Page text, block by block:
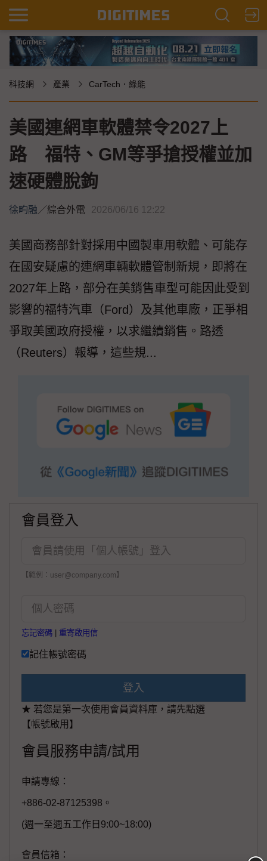
科技網 產業 CarTech．綠能
美國連網車軟體禁令2027上
路 福特、GM等爭搶授權並加
速硬體脫鉤
徐畇融／綜合外電 2026/06/16 12:22
美國商務部針對採用中國製車用軟體、可能存
在國安疑慮的連網車輛軟體管制新規，即將在
2027年上路，部分在美銷售車型可能因此受到
影響的福特汽車（Ford）及其他車廠，正爭相
爭取美國政府授權，以求繼續銷售。路透
（Reuters）報導，這些規...
會員登入
【範例：user@company.com】
忘記密碼 重寄啟用信
記住帳號密碼
登入
★ 若您是第一次使用會員資料庫，請先點選
【帳號啟用】
會員服務申請/試用
申請專線：
+886-02-87125398。
(週一至週五工作日9:00~18:00)
會員信箱：